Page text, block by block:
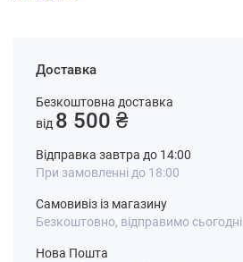
Доставка
Безкоштовна доставка
від 8 500 ₴
Відправка завтра до 14:00
При замовленні до 18:00
Самовивіз із магазину
Безкоштовно, відправимо сьогодні
Нова Пошта